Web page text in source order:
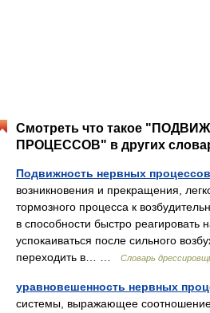
Смотреть что такое
ПРОЦЕССОВ" в других
Подвижность нервных процессов
возникновения и прекращения,
тормозного процесса к
в способности быстро реагировать
успокаиваться после сильного
переходить в… …
Словарь
уравновешенность нервных
системы, выражающее